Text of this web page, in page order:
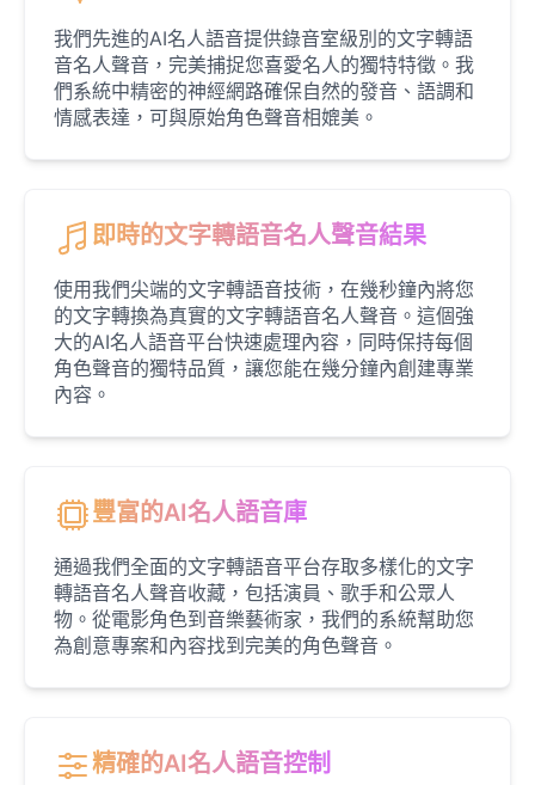
Gavin Newsom
Male @KingArthur
Male @EchoVector
Jacksepticeye
James Earl Jones
Male @Lucas
我們先進的AI名人語音提供錄音室級別的文字轉語
音名人聲音，完美捕捉您喜愛名人的獨特特徵。我
們系統中精密的神經網路確保自然的發音、語調和
情感表達，可與原始角色聲音相媲美。
即時的文字轉語音名人聲音結果
使用我們尖端的文字轉語音技術，在幾秒鐘內將您
的文字轉換為真實的文字轉語音名人聲音。這個強
大的AI名人語音平台快速處理內容，同時保持每個
角色聲音的獨特品質，讓您能在幾分鐘內創建專業
內容。
豐富的AI名人語音庫
通過我們全面的文字轉語音平台存取多樣化的文字
轉語音名人聲音收藏，包括演員、歌手和公眾人
物。從電影角色到音樂藝術家，我們的系統幫助您
為創意專案和內容找到完美的角色聲音。
精確的AI名人語音控制